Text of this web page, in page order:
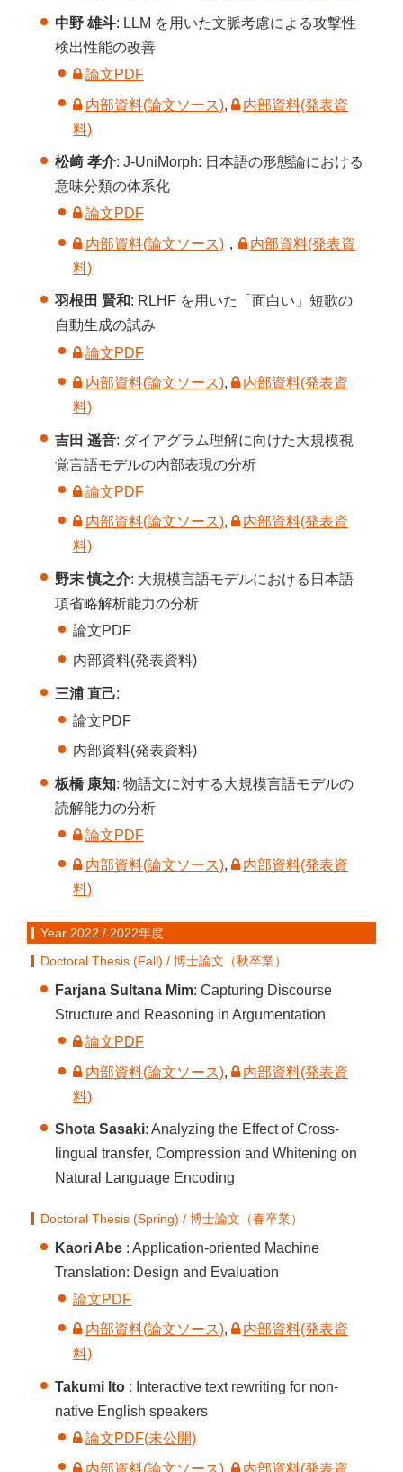
中野 雄斗: LLM を用いた文脈考慮による攻撃性
検出性能の改善
論文PDF
内部資料(論文ソース),
内部資料(発表資
料)
松﨑 孝介: J-UniMorph: 日本語の形態論における
意味分類の体系化
論文PDF
内部資料(論文ソース)，
内部資料(発表資
料)
羽根田 賢和: RLHF を用いた「面白い」短歌の
自動生成の試み
論文PDF
内部資料(論文ソース),
内部資料(発表資
料)
吉田 遥音: ダイアグラム理解に向けた大規模視
覚言語モデルの内部表現の分析
論文PDF
内部資料(論文ソース),
内部資料(発表資
料)
野末 慎之介: 大規模言語モデルにおける日本語
項省略解析能力の分析
論文PDF
内部資料(発表資料)
三浦 直己:
論文PDF
内部資料(発表資料)
板橋 康知: 物語文に対する大規模言語モデルの
読解能力の分析
論文PDF
内部資料(論文ソース),
内部資料(発表資
料)
Year 2022 / 2022年度
Doctoral Thesis (Fall) / 博士論文（秋卒業）
Farjana Sultana Mim: Capturing Discourse
Structure and Reasoning in Argumentation
論文PDF
内部資料(論文ソース),
内部資料(発表資
料)
Shota Sasaki: Analyzing the Effect of Cross-
lingual transfer, Compression and Whitening on
Natural Language Encoding
Doctoral Thesis (Spring) / 博士論文（春卒業）
Kaori Abe: Application-oriented Machine
Translation: Design and Evaluation
論文PDF
内部資料(論文ソース),
内部資料(発表資
料)
Takumi Ito: Interactive text rewriting for non-
native English speakers
論文PDF(未公開)
内部資料(論文ソース), 内部資料(発表資